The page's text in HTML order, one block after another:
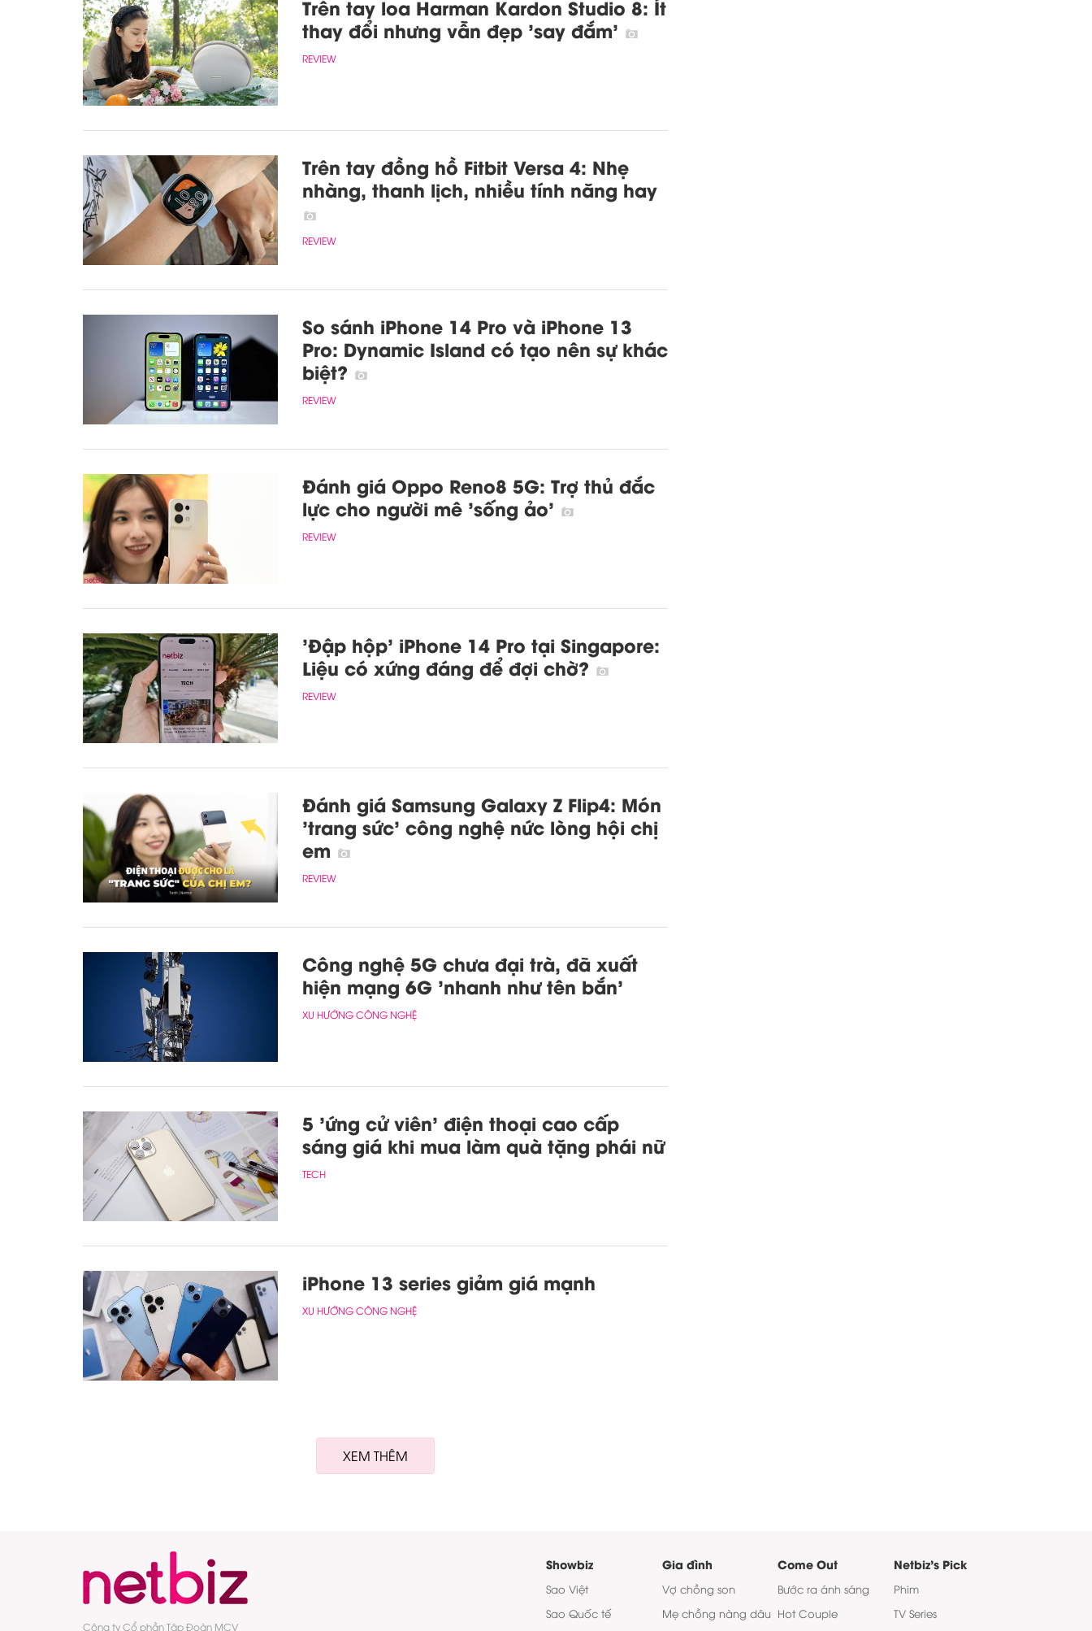
Trên tay loa Harman Kardon Studio 8: Ít
thay đổi nhưng vẫn đẹp 'say đắm'
REVIEW
Trên tay đồng hồ Fitbit Versa 4: Nhẹ
nhàng, thanh lịch, nhiều tính năng hay
REVIEW
So sánh iPhone 14 Pro và iPhone 13
Pro: Dynamic Island có tạo nên sự khác
biệt?
REVIEW
Đánh giá Oppo Reno8 5G: Trợ thủ đắc
lực cho người mê 'sống ảo'
REVIEW
'Đập hộp' iPhone 14 Pro tại Singapore:
Liệu có xứng đáng để đợi chờ?
REVIEW
Đánh giá Samsung Galaxy Z Flip4: Món
'trang sức' công nghệ nức lòng hội chị
em
REVIEW
Công nghệ 5G chưa đại trà, đã xuất
hiện mạng 6G 'nhanh như tên bắn'
XU HƯỚNG CÔNG NGHỆ
5 'ứng cử viên' điện thoại cao cấp
sáng giá khi mua làm quà tặng phái nữ
TECH
iPhone 13 series giảm giá mạnh
XU HƯỚNG CÔNG NGHỆ
XEM THÊM
Công ty Cổ phần Tập Đoàn MCV
Showbiz
Sao Việt
Sao Quốc tế
Gia đình
Vợ chồng son
Mẹ chồng nàng dâu
Come Out
Bước ra ánh sáng
Hot Couple
Netbiz's Pick
Phim
TV Series